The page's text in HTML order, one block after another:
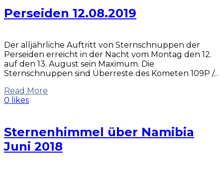
Perseiden 12.08.2019
Der alljährliche Auftritt von Sternschnuppen der
Perseiden erreicht in der Nacht vom Montag den 12.
auf den 13. August sein Maximum. Die
Sternschnuppen sind Überreste des Kometen 109P /...
Read More
0 likes
Sternenhimmel über Namibia
Juni 2018